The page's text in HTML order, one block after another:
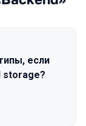
если
storage?